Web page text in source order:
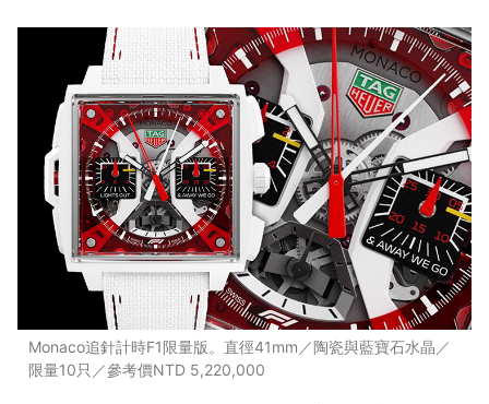
Monaco追針計時F1限量版。直徑41mm／陶瓷與藍寶石水晶／
限量10只／參考價NTD 5,220,000